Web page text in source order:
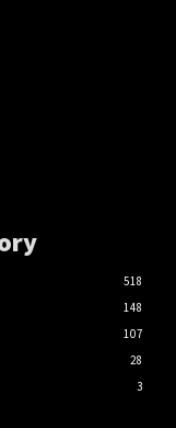
518
148
107
28
3